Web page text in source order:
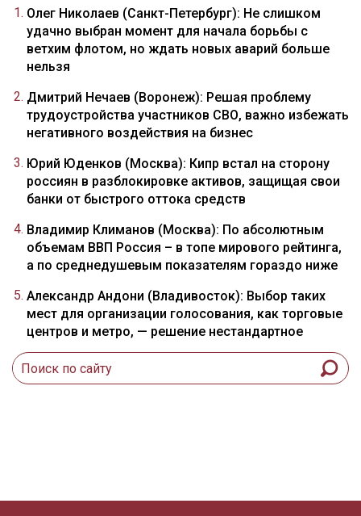
Олег Николаев (Санкт-Петербург): Не слишком
удачно выбран момент для начала борьбы с
ветхим флотом, но ждать новых аварий больше
нельзя
Дмитрий Нечаев (Воронеж): Решая проблему
трудоустройства участников СВО, важно избежать
негативного воздействия на бизнес
Юрий Юденков (Москва): Кипр встал на сторону
россиян в разблокировке активов, защищая свои
банки от быстрого оттока средств
Владимир Климанов (Москва): По абсолютным
объемам ВВП Россия – в топе мирового рейтинга,
а по среднедушевым показателям гораздо ниже
Александр Андони (Владивосток): Выбор таких
мест для организации голосования, как торговые
центров и метро, — решение нестандартное